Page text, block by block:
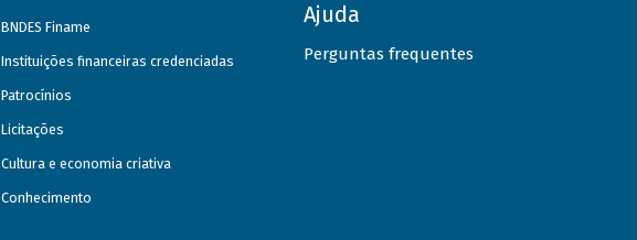
BNDES Finame
Instituições financeiras credenciadas
Patrocínios
Licitações
Cultura e economia criativa
Conhecimento
Ajuda
Perguntas frequentes